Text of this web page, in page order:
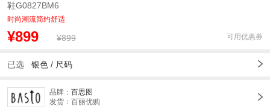
鞋G0827BM6
时尚潮流简约舒适
¥899 ¥899 可用优惠券
已选 银色 / 尺码
品牌： 百思图
发货：百丽优购